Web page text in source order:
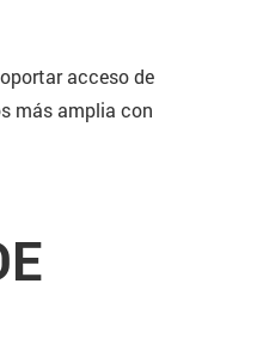
acceso de
más amplia con